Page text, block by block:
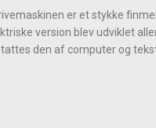
er et stykke
version blev udviklet
den af computer og